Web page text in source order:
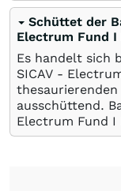
Schüttet der
Electrum Fund I
Es handelt sich
SICAV -
ausschüttend.
Electrum Fund I